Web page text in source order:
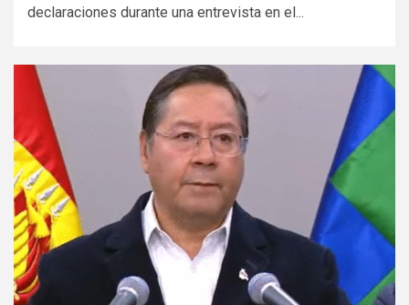
declaraciones durante una entrevista en el...